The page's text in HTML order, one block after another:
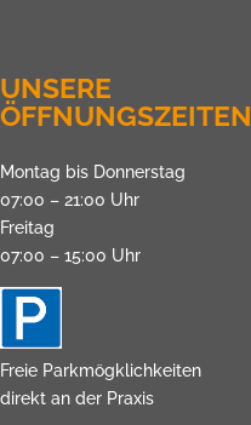
UNSERE
ÖFFNUNGSZEITEN
Montag bis Donnerstag
07:00 – 21:00 Uhr
Freitag
07:00 – 15:00 Uhr
Freie Parkmögklichkeiten
direkt an der Praxis